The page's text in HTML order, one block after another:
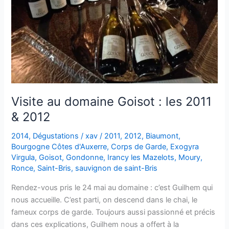
Visite au domaine Goisot : les 2011
& 2012
2014, Dégustations /xav/ 2011, 2012, Biaumont,
Bourgogne Côtes d'Auxerre,Corps de Garde, Exogyra
Virgula,Goisot,Gondonne, Irancy les Mazelots, Moury,
Ronce, Saint-Bris, sauvignon de saint-Bris
Rendez-vous pris le 24 mai au domaine : c’est Guilhem qui
nous accueille. C’est parti, on descend dans le chai, le
fameux corps de garde. Toujours aussi passionné et précis
dans ces explications, Guilhem nous a offert à la